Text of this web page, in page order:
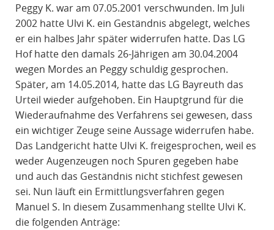
Peggy K. war am 07.05.2001 verschwunden. Im Juli
2002 hatte Ulvi K. ein Geständnis abgelegt, welches
er ein halbes Jahr später widerrufen hatte. Das LG
Hof hatte den damals 26-Jährigen am 30.04.2004
wegen Mordes an Peggy schuldig gesprochen.
Später, am 14.05.2014, hatte das LG Bayreuth das
Urteil wieder aufgehoben. Ein Hauptgrund für die
Wiederaufnahme des Verfahrens sei gewesen, dass
ein wichtiger Zeuge seine Aussage widerrufen habe.
Das Landgericht hatte Ulvi K. freigesprochen, weil es
weder Augenzeugen noch Spuren gegeben habe
und auch das Geständnis nicht stichfest gewesen
sei. Nun läuft ein Ermittlungsverfahren gegen
Manuel S. In diesem Zusammenhang stellte Ulvi K.
die folgenden Anträge: